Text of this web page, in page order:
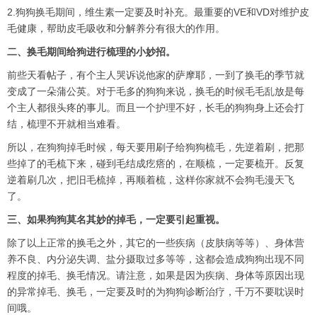
2.狗狗换毛期间，维生素一定要及时补充。最重要的VE和VD对维护皮
毛健康，帮助皮毛吸收和分解养分有很大的作用。
二、换毛期间给狗进行梳理的小妙招。
前些天看帖子，有个主人哭诉说他家的萨摩耶，一到了换毛的季节就
变成了一朵蒲公英。对于毛多的狗狗来说，换毛的时候毛毛乱放是每
个主人都很头疼的事儿。而且一个护理不好，长毛的狗狗身上还会打
结，梳理不开就相当难看。
所以，在狗狗掉毛时候，每天要用刷子给狗狗梳毛，先逆着刷，把那
些掉了的毛梳下来，碰到毛结成疙瘩的，在顺梳，一定要梳开。反复
逆着刷几次，把旧毛梳掉，再顺着梳，这样你家就不会狗毛漫天飞
了。
三、如果狗狗莫名其妙的掉毛，一定要引起重视。
除了以上正常的换毛之外，其它的一些疾病（皮肤病等等）、身体营
养不良、内分泌失调、盐分摄取过多等等，这都会造成狗狗出现不同
程度的掉毛、换毛情况。请注意，如果是因为疾病、身体等原因出现
的异常掉毛、换毛，一定要及时的为狗狗诊断治疗，千万不要耽误时
间哦。